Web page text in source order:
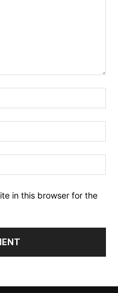
in this browser for the